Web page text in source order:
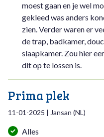
moest gaan en je wel
gekleed was anders
zien. Verder waren er
de trap, badkamer,
slaapkamer. Zou hier
dit op te lossen is.
Prima plek
11-01-2025 | Jansan (NL)
Alles